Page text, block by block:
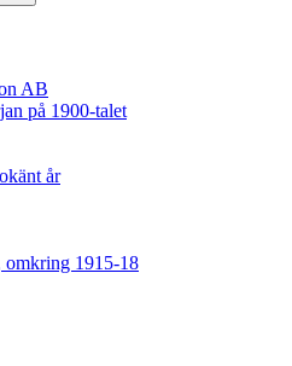
AB
på 1900-talet
år
omkring 1915-18